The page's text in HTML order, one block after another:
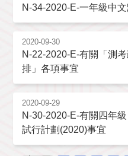
N-34-2020-E-一年級中
2020-09-30
N-22-2020-E-有關「測
排」各項事宜
2020-09-29
N-30-2020-E-有關四年
試行計劃(2020)事宜